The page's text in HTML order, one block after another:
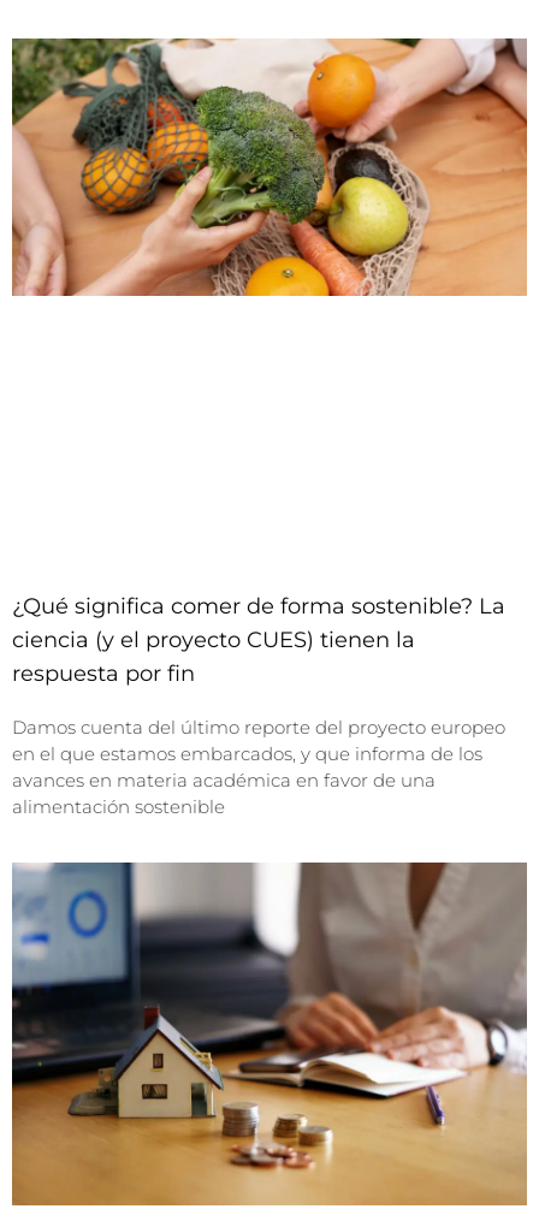
¿Qué significa comer de forma sostenible? La
ciencia (y el proyecto CUES) tienen la
respuesta por fin
Damos cuenta del último reporte del proyecto europeo
en el que estamos embarcados, y que informa de los
avances en materia académica en favor de una
alimentación sostenible